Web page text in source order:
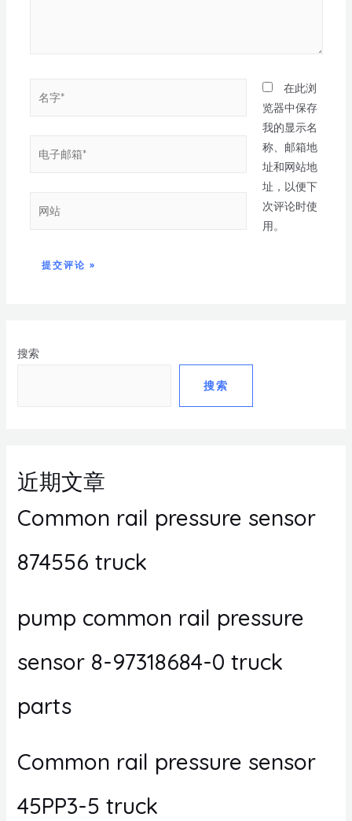
搜索
搜索
近期文章
Common rail pressure sensor
874556 truck
pump common rail pressure
sensor 8-97318684-0 truck
parts
Common rail pressure sensor
45PP3-5 truck
在此浏
览器中保存
我的显示名
称、邮箱地
址和网站地
址，以便下
次评论时使
用。